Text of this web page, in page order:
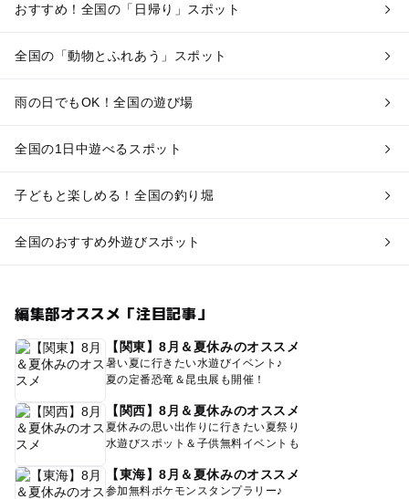
おすすめ！全国の「日帰り」スポット
全国の「動物とふれあう」スポット
雨の日でもOK！全国の遊び場
全国の1日中遊べるスポット
子どもと楽しめる！全国の釣り堀
全国のおすすめ外遊びスポット
編集部オススメ「注目記事」
【関東】8月＆夏休みのオススメ
暑い夏に行きたい水遊びイベント♪
夏の定番恐竜＆昆虫展も開催！
【関西】8月＆夏休みのオススメ
夏休みの思い出作りに行きたい夏祭り
水遊びスポット＆子供無料イベントも
【東海】8月＆夏休みのオススメ
参加無料ポケモンスタンプラリー♪